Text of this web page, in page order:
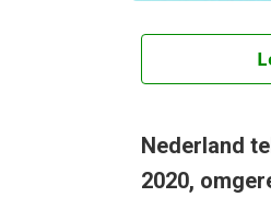
Nederland
2020,